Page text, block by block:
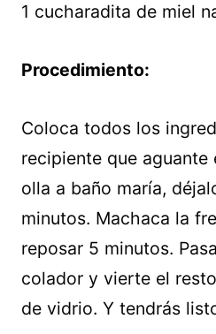
1 cucharadita de miel
Procedimiento:
Coloca todos los
recipiente que aguante
olla a baño maría,
minutos. Machaca la
reposar 5 minutos.
colador y vierte el
de vidrio. Y tendrás